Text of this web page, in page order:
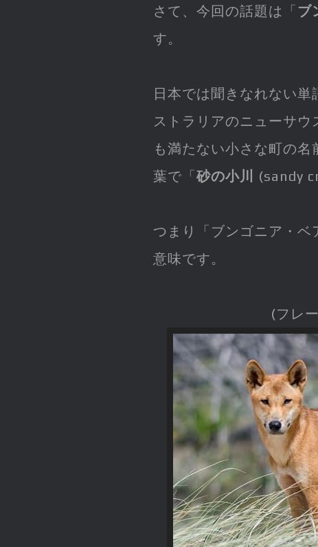
さて、今回の話題は「 ブ
す。
日本では聞きなれない単
ストラリアのニューサ
も満たない小さな町の
葉で「砂の小川 (sandy
つまり「ブンゴニア・
意味です。
(フレ